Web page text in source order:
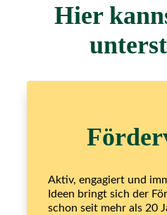
Hier
Aktiv, engagiert und
Ideen bringt sich der
schon seit mehr als 20